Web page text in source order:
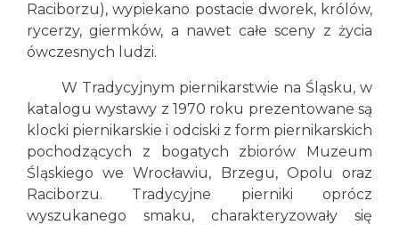
Raciborzu), wypiekano postacie dworek, królów,
rycerzy, giermków, a nawet całe sceny z życia
ówczesnych ludzi.
W Tradycyjnym piernikarstwie na Śląsku, w
katalogu wystawy z 1970 roku prezentowane są
klocki piernikarskie i odciski z form piernikarskich
pochodzących z bogatych zbiorów Muzeum
Śląskiego we Wrocławiu, Brzegu, Opolu oraz
Raciborzu. Tradycyjne pierniki oprócz
wyszukanego smaku, charakteryzowały się